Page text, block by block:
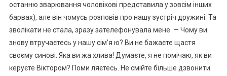
останню зварювання чоловікові представила у зовсім інших
барвах), але він чомусь розповів про нашу зустріч дружині. Та
зволікати не стала, зразу зателефонувала мене. — Чому ви
знову втручаєтесь у нашу сім’я ю? Ви не бажаєте щастя
своєму синові. Яка ви жа хлива! Думаєте, я не помічаю, як ви
керуєте Віктором? Поми ляєтесь. Не смійте більше дзвонити